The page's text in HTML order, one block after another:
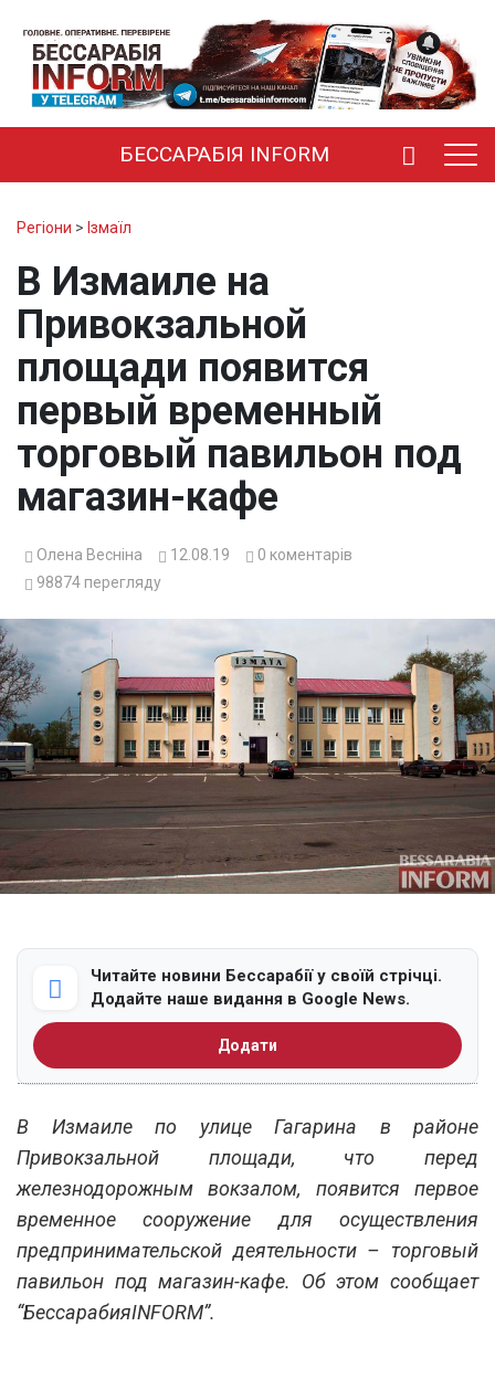
БЕССАРАБІЯ INFORM
Регіони > Ізмаїл
В Измаиле на
Привокзальной
площади появится
первый временный
торговый павильон под
магазин-кафе
Олена Весніна 12.08.19 0 коментарів
98874 перегляду
Читайте новини Бессарабії у своїй стрічці.
Додайте наше видання в Google News.
Додати
В Измаиле по улице Гагарина в районе
Привокзальной площади, что перед
железнодорожным вокзалом, появится первое
временное сооружение для осуществления
предпринимательской деятельности – торговый
павильон под магазин-кафе. Об этом сообщает
“БессарабияINFORM”.